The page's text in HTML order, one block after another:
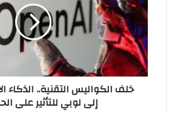
الذكاء
الاصطناعي
يتحول
إلى
لوبي
للتأثير
خلف الكواليس التقنية.. الذكاء
إلى لوبي للتأثير على